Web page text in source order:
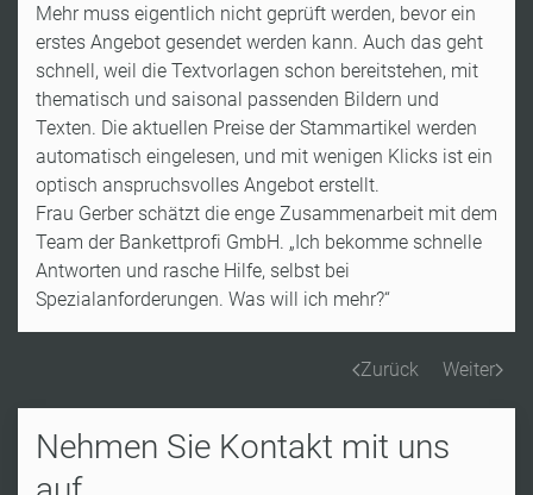
Mehr muss eigentlich nicht geprüft werden, bevor ein
erstes Angebot gesendet werden kann. Auch das geht
schnell, weil die Textvorlagen schon bereitstehen, mit
thematisch und saisonal passenden Bildern und
Texten. Die aktuellen Preise der Stammartikel werden
automatisch eingelesen, und mit wenigen Klicks ist ein
optisch anspruchsvolles Angebot erstellt.
Frau Gerber schätzt die enge Zusammenarbeit mit dem
Team der Bankettprofi GmbH. „Ich bekomme schnelle
Antworten und rasche Hilfe, selbst bei
Spezialanforderungen. Was will ich mehr?“
Zurück Weiter
Nehmen Sie Kontakt mit uns